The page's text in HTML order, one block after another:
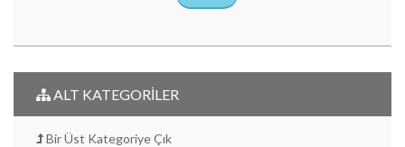
ALT KATEGORİLER
Bir Üst Kategoriye Çık